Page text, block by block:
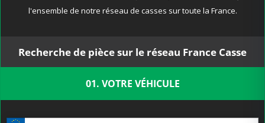
l'ensemble de notre réseau de casses sur toute la France.
Recherche de pièce sur le réseau France Casse
01. VOTRE VÉHICULE